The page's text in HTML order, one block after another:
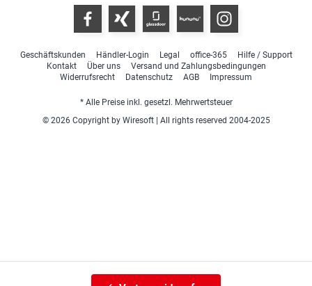
Geschäftskunden Händler-Login Legal office-365
Hilfe / Support
Kontakt
Über uns
Versand und Zahlungsbedingungen
Widerrufsrecht
Datenschutz AGB Impressum
* Alle Preise inkl. gesetzl. Mehrwertsteuer
© 2026 Copyright by Wiresoft | All rights reserved 2004-2025